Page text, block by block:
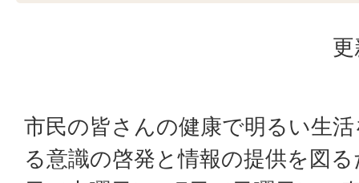
市民の皆さんの健康で明るい生
る意識の啓発と情報の提供を図